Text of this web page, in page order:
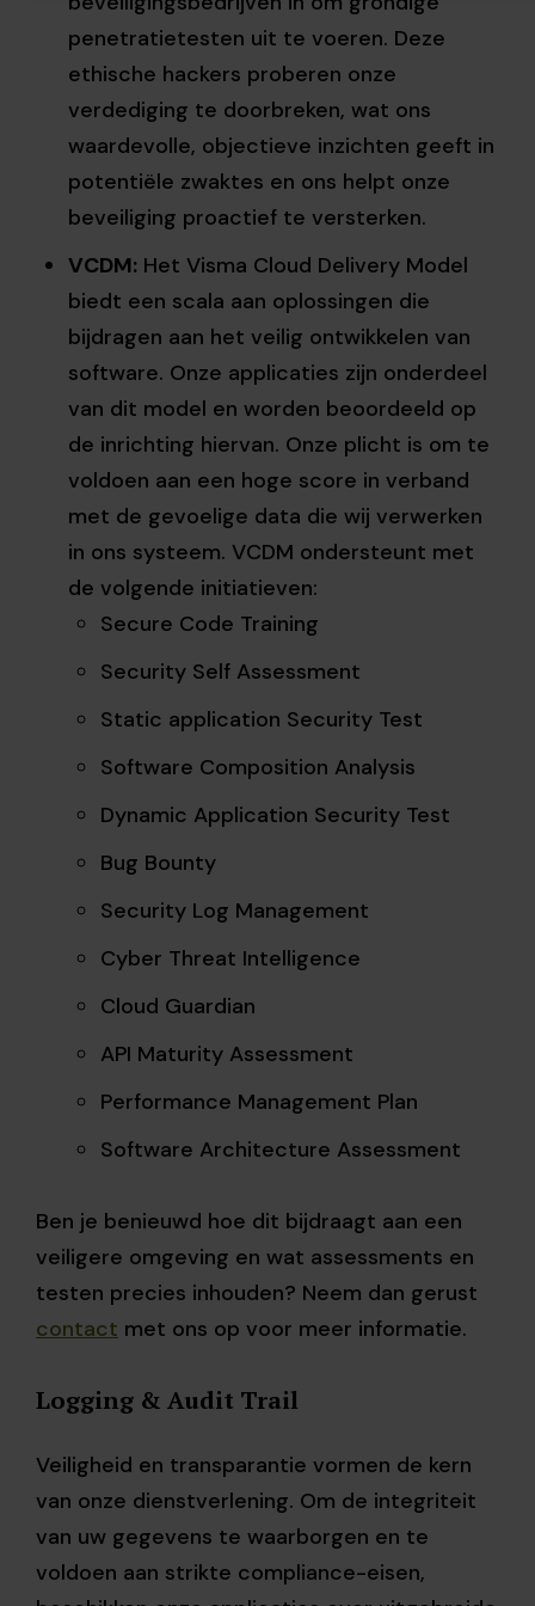
penetratietesten uit te voeren. Deze
ethische hackers proberen onze
verdediging te doorbreken, wat ons
waardevolle, objectieve inzichten geeft in
potentiële zwaktes en ons helpt onze
beveiliging proactief te versterken.
VCDM: Het Visma Cloud Delivery Model
biedt een scala aan oplossingen die
bijdragen aan het veilig ontwikkelen van
software. Onze applicaties zijn onderdeel
van dit model en worden beoordeeld op
de inrichting hiervan. Onze plicht is om te
voldoen aan een hoge score in verband
met de gevoelige data die wij verwerken
in ons systeem. VCDM ondersteunt met
de volgende initiatieven:
Secure Code Training
Security Self Assessment
Static application Security Test
Software Composition Analysis
Dynamic Application Security Test
Bug Bounty
Security Log Management
Cyber Threat Intelligence
Cloud Guardian
API Maturity Assessment
Performance Management Plan
Software Architecture Assessment
Ben je benieuwd hoe dit bijdraagt aan een
veiligere omgeving en wat assessments en
testen precies inhouden? Neem dan gerust
contact met ons op voor meer informatie.
Logging & Audit Trail
Veiligheid en transparantie vormen de kern
van onze dienstverlening. Om de integriteit
van uw gegevens te waarborgen en te
voldoen aan strikte compliance-eisen,